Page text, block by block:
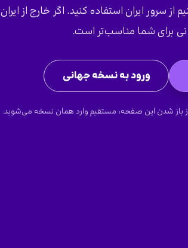
سرور ایران استفاده کنید. اگر خارج از ایران
برای شما مناسب‌تر است.
ورود به نسخه جهانی
باز شدن این صفحه، مستقیم وارد همان نسخه می‌شوید.